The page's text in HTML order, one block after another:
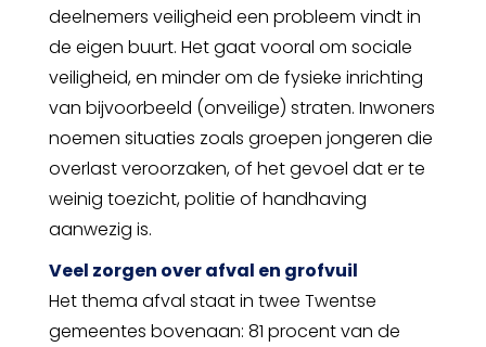
deelnemers veiligheid een probleem vindt in
de eigen buurt. Het gaat vooral om sociale
veiligheid, en minder om de fysieke inrichting
van bijvoorbeeld (onveilige) straten. Inwoners
noemen situaties zoals groepen jongeren die
overlast veroorzaken, of het gevoel dat er te
weinig toezicht, politie of handhaving
aanwezig is.
Veel zorgen over afval en grofvuil
Het thema afval staat in twee Twentse
gemeentes bovenaan: 81 procent van de